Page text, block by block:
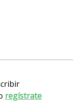
regístrate